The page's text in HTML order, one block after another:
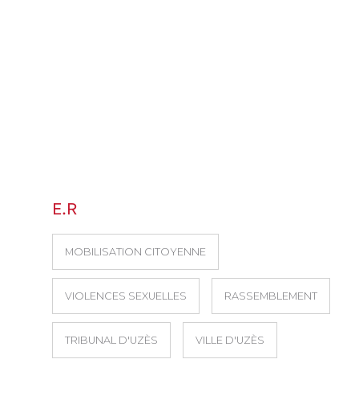
E.R
MOBILISATION CITOYENNE
VIOLENCES SEXUELLES RASSEMBLEMENT
TRIBUNAL D'UZÈS VILLE D'UZÈS